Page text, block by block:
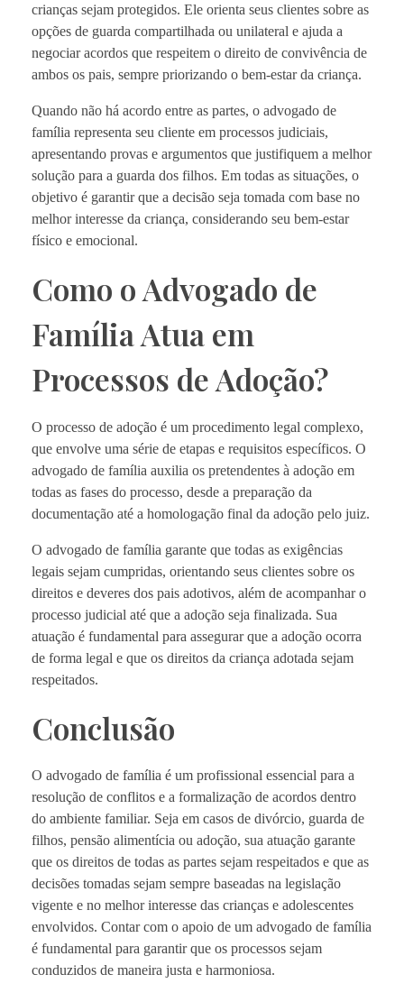
crianças sejam protegidos. Ele orienta seus clientes sobre as
opções de guarda compartilhada ou unilateral e ajuda a
negociar acordos que respeitem o direito de convivência de
ambos os pais, sempre priorizando o bem-estar da criança.
Quando não há acordo entre as partes, o advogado de
família representa seu cliente em processos judiciais,
apresentando provas e argumentos que justifiquem a melhor
solução para a guarda dos filhos. Em todas as situações, o
objetivo é garantir que a decisão seja tomada com base no
melhor interesse da criança, considerando seu bem-estar
físico e emocional.
Como o Advogado de
Família Atua em
Processos de Adoção?
O processo de adoção é um procedimento legal complexo,
que envolve uma série de etapas e requisitos específicos. O
advogado de família auxilia os pretendentes à adoção em
todas as fases do processo, desde a preparação da
documentação até a homologação final da adoção pelo juiz.
O advogado de família garante que todas as exigências
legais sejam cumpridas, orientando seus clientes sobre os
direitos e deveres dos pais adotivos, além de acompanhar o
processo judicial até que a adoção seja finalizada. Sua
atuação é fundamental para assegurar que a adoção ocorra
de forma legal e que os direitos da criança adotada sejam
respeitados.
Conclusão
O advogado de família é um profissional essencial para a
resolução de conflitos e a formalização de acordos dentro
do ambiente familiar. Seja em casos de divórcio, guarda de
filhos, pensão alimentícia ou adoção, sua atuação garante
que os direitos de todas as partes sejam respeitados e que as
decisões tomadas sejam sempre baseadas na legislação
vigente e no melhor interesse das crianças e adolescentes
envolvidos. Contar com o apoio de um advogado de família
é fundamental para garantir que os processos sejam
conduzidos de maneira justa e harmoniosa.